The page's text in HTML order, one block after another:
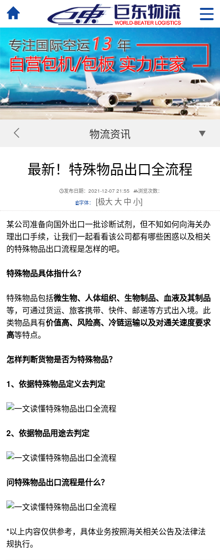
物流资讯
最新！特殊物品出口全流程
发布日期：2021-12-07 21:55
浏览次数：
字体：
[极大 大 中 小]
某公司准备向国外出口一批诊断试剂，但不知如何向海关办
理出口手续，让我们一起看看该公司都有哪些困惑以及相关
的特殊物品出口流程是怎样的吧。
特殊物品具体指什么？
特殊物品包括微生物、人体组织、生物制品、血液及其制品
等，可通过货运、旅客携带、快件、邮递等方式出入境。此
类物品具有价值高、风险高、冷链运输以及对通关速度要求
高等特点。
怎样判断货物是否为特殊物品？
1、依据特殊物品定义去判定
2、依据物品用途去判定
问特殊物品出口流程是什么？
*以上内容仅供参考，具体业务按照海关相关公告及法律法
规执行。